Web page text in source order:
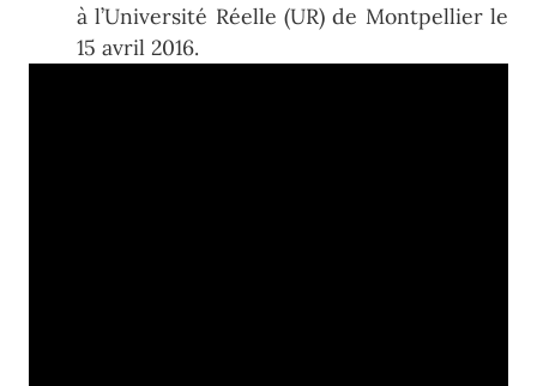
à l’Université Réelle (UR) de Montpellier le
15 avril 2016.